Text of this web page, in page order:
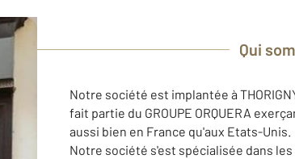
Qui
Notre société est implantée à
fait partie du GROUPE ORQUERA
aussi bien en France qu'aux Etats-Unis.
Notre société s'est spécialisée dans